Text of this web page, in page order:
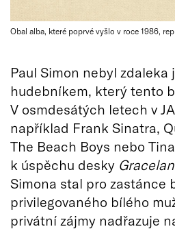
Obal alba, které poprvé vyšlo v roce 1986,
Paul Simon nebyl zdaleka
hudebníkem, který tento
V osmdesátých letech v
například Frank Sinatra,
The Beach Boys nebo
k úspěchu desky
Simona stal pro zastánce
privilegovaného bílého
privátní zájmy nadřazuje